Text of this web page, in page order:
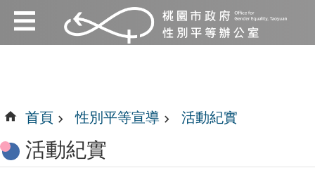
跳到主要內容區塊
:::
:::
首頁 性別平等宣導 活動紀實
活動紀實